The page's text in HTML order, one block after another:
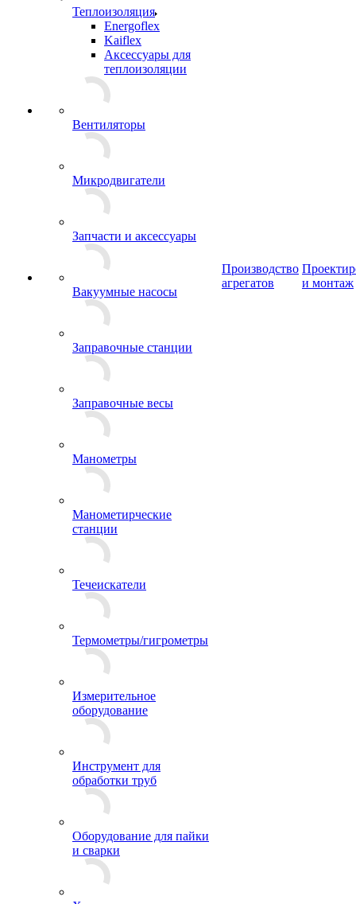
Теплоизоляция
Energoflex
Kaiflex
Аксессуары для
теплоизоляции
Вентиляторы
Микродвигатели
Запчасти и аксессуары
Вакуумные насосы
Заправочные станции
Заправочные весы
Манометры
Манометирческие
станции
Течеискатели
Термометры/гигрометры
Измерительное
оборудование
Инструмент для
обработки труб
Оборудование для пайки
и сварки
Производство
агрегатов
и монтаж